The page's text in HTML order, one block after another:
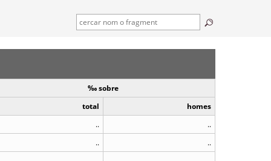
‰ sobre
total
homes
..
..
..
..